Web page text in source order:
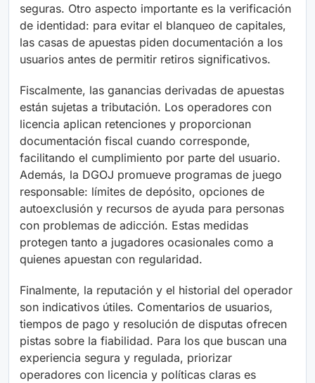
seguras. Otro aspecto importante es la verificación
de identidad: para evitar el blanqueo de capitales,
las casas de apuestas piden documentación a los
usuarios antes de permitir retiros significativos.
Fiscalmente, las ganancias derivadas de apuestas
están sujetas a tributación. Los operadores con
licencia aplican retenciones y proporcionan
documentación fiscal cuando corresponde,
facilitando el cumplimiento por parte del usuario.
Además, la DGOJ promueve programas de juego
responsable: límites de depósito, opciones de
autoexclusión y recursos de ayuda para personas
con problemas de adicción. Estas medidas
protegen tanto a jugadores ocasionales como a
quienes apuestan con regularidad.
Finalmente, la reputación y el historial del operador
son indicativos útiles. Comentarios de usuarios,
tiempos de pago y resolución de disputas ofrecen
pistas sobre la fiabilidad. Para los que buscan una
experiencia segura y regulada, priorizar
operadores con licencia y políticas claras es